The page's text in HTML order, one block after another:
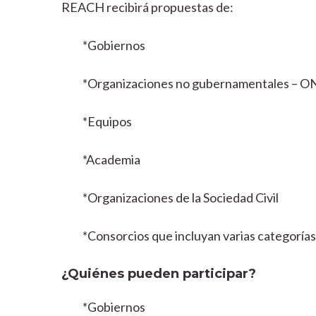
REACH recibirá propuestas de:
*Gobiernos
*Organizaciones no gubernamentales –
*Equipos
*Academia
*Organizaciones de la Sociedad Civil
*Consorcios que incluyan varias categorías
¿Quiénes pueden participar?
*Gobiernos